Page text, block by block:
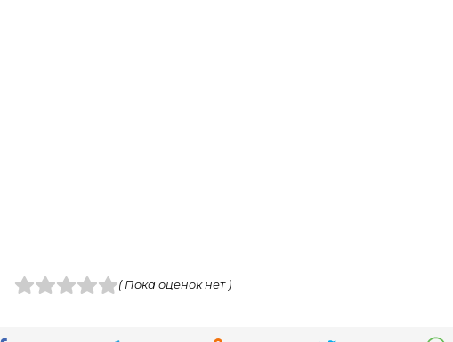
( Пока оценок нет )